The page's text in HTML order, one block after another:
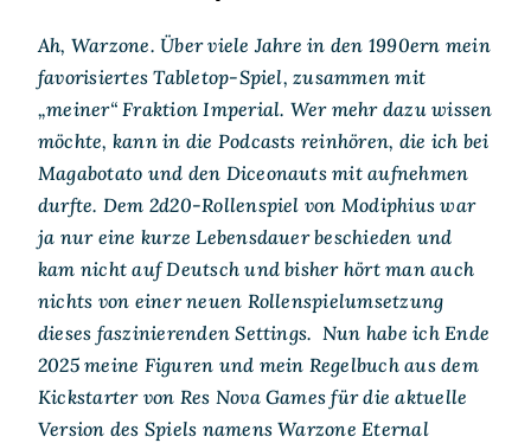
Ah, Warzone. Über viele Jahre in den 1990ern mein
favorisiertes Tabletop-Spiel, zusammen mit
„meiner“ Fraktion Imperial. Wer mehr dazu wissen
möchte, kann in die Podcasts reinhören, die ich bei
Magabotato und den Diceonauts mit aufnehmen
durfte. Dem 2d20-Rollenspiel von Modiphius war
ja nur eine kurze Lebensdauer beschieden und
kam nicht auf Deutsch und bisher hört man auch
nichts von einer neuen Rollenspielumsetzung
dieses faszinierenden Settings. Nun habe ich Ende
2025 meine Figuren und mein Regelbuch aus dem
Kickstarter von Res Nova Games für die aktuelle
Version des Spiels namens Warzone Eternal